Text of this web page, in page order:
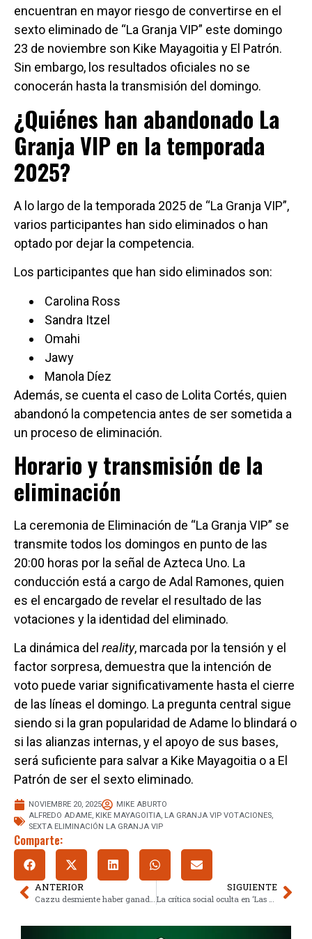
encuentran en mayor riesgo de convertirse en el
sexto eliminado de “La Granja VIP” este domingo
23 de noviembre son Kike Mayagoitia y El Patrón.
Sin embargo, los resultados oficiales no se
conocerán hasta la transmisión del domingo.
¿Quiénes han abandonado La
Granja VIP en la temporada
2025?
A lo largo de la temporada 2025 de “La Granja VIP”,
varios participantes han sido eliminados o han
optado por dejar la competencia.
Los participantes que han sido eliminados son:
Carolina Ross
Sandra Itzel
Omahi
Jawy
Manola Díez
Además, se cuenta el caso de Lolita Cortés, quien
abandonó la competencia antes de ser sometida a
un proceso de eliminación.
Horario y transmisión de la
eliminación
La ceremonia de Eliminación de “La Granja VIP” se
transmite todos los domingos en punto de las
20:00 horas por la señal de Azteca Uno. La
conducción está a cargo de Adal Ramones, quien
es el encargado de revelar el resultado de las
votaciones y la identidad del eliminado.
La dinámica del reality, marcada por la tensión y el
factor sorpresa, demuestra que la intención de
voto puede variar significativamente hasta el cierre
de las líneas el domingo. La pregunta central sigue
siendo si la gran popularidad de Adame lo blindará o
si las alianzas internas, y el apoyo de sus bases,
será suficiente para salvar a Kike Mayagoitia o a El
Patrón de ser el sexto eliminado.
NOVIEMBRE 20, 2025
MIKE ABURTO
ALFREDO ADAME, KIKE MAYAGOITIA, LA GRANJA VIP VOTACIONES,
SEXTA ELIMINACIÓN LA GRANJA VIP
Comparte:
ANTERIOR SIGUIENTE